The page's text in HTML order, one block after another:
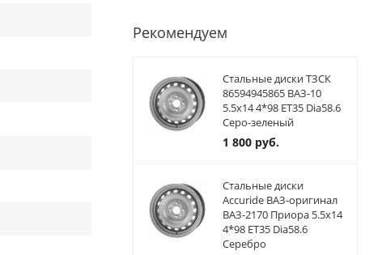
Рекомендуем
Стальные диски ТЗСК
86594945865 ВАЗ-10
5.5x14 4*98 ET35 Dia58.6
Серо-зеленый
1 800руб.
Стальные диски
Accuride ВАЗ-оригинал
ВАЗ-2170 Приора 5.5x14
4*98 ET35 Dia58.6
Серебро